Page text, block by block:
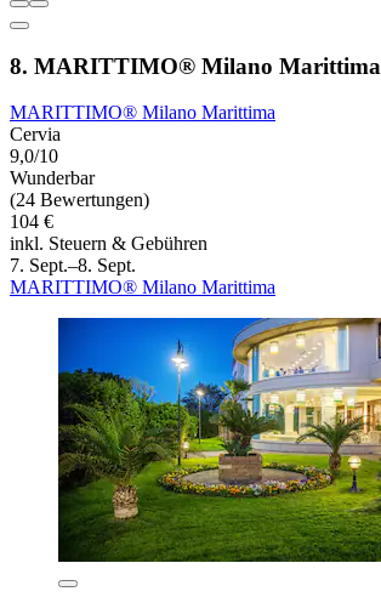
8. MARITTIMO® Milano Marittima
MARITTIMO® Milano Marittima
Cervia
9,0/10
Wunderbar
(24 Bewertungen)
104 €
inkl. Steuern & Gebühren
7. Sept.–8. Sept.
MARITTIMO® Milano Marittima